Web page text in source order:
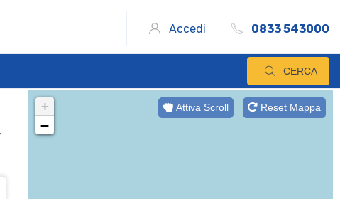
Accedi 0833 543000
CERCA
Attiva Scroll Reset Mappa
+
−